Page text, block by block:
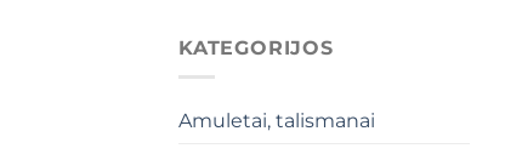
KATEGORIJOS
Amuletai, talismanai